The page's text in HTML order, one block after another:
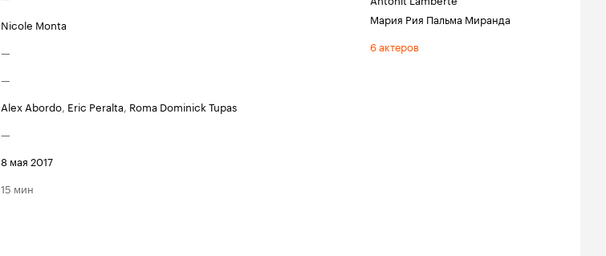
Nicole Monta
—
—
Alex Abordo, Eric Peralta, Roma Dominick Tupas
—
8 мая 2017
15 мин
Мария Рия Пальма Миранда
6 актеров